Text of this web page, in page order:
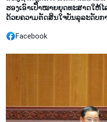
ຮອງ​ເອົາ​ເປົ້າ​ໝາຍ​ຍຸດ​ທະ​ສາດ​ໃຫ້ໄ
ດ້ວຍ​ຄວາມ​ຕັດ​ສິນ​ໃຈ​ບັນ​ລຸ​ລະດັບກາ
Facebook